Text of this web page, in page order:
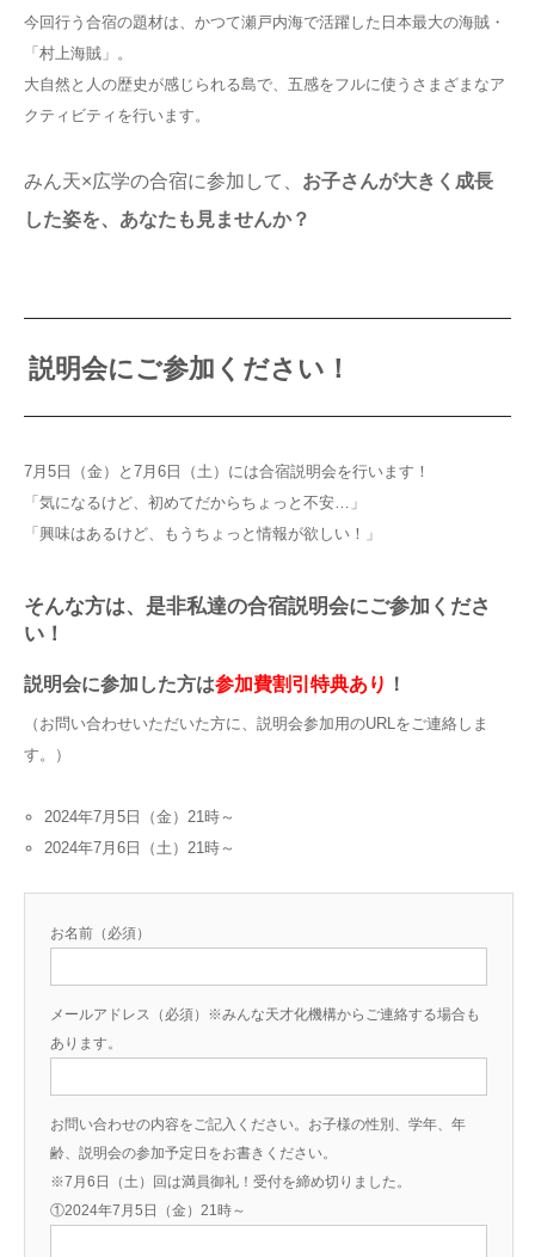
今回行う合宿の題材は、かつて瀬戸内海で活躍した日本最大の海賊・
「村上海賊」。
大自然と人の歴史が感じられる島で、五感をフルに使うさまざまなア
クティビティを行います。
みん天×広学の合宿に参加して、 お子さんが大きく成長
した姿を、あなたも見ませんか？
説明会にご参加ください！
7月5日（金）と7月6日（土）には合宿説明会を行います！
「気になるけど、初めてだからちょっと不安…」
「興味はあるけど、もうちょっと情報が欲しい！」
そんな方は、是非私達の合宿説明会にご参加くださ
い！
説明会に参加した方は参加費割引特典あり ！
（お問い合わせいただいた方に、説明会参加用のURLをご連絡しま
す。）
2024年7月5日（金）21時～
2024年7月6日（土）21時～
お名前（必須）
メールアドレス（必須）※みんな天才化機構からご連絡する場合も
あります。
お問い合わせの内容をご記入ください。お子様の性別、学年、年
齢、説明会の参加予定日をお書きください。
※7月6日（土）回は満員御礼！受付を締め切りました。
①2024年7月5日（金）21時～